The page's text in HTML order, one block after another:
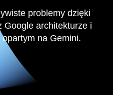
problemy dzięki
Google architekturze i
na Gemini.